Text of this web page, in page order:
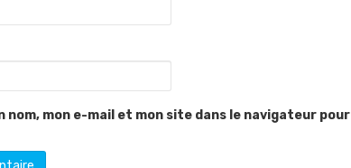
nom, mon e-mail et mon site dans le navigateur